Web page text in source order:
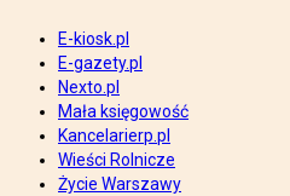
E-kiosk.pl
E-gazety.pl
Nexto.pl
Mała księgowość
Kancelarierp.pl
Wieści Rolnicze
Życie Warszawy